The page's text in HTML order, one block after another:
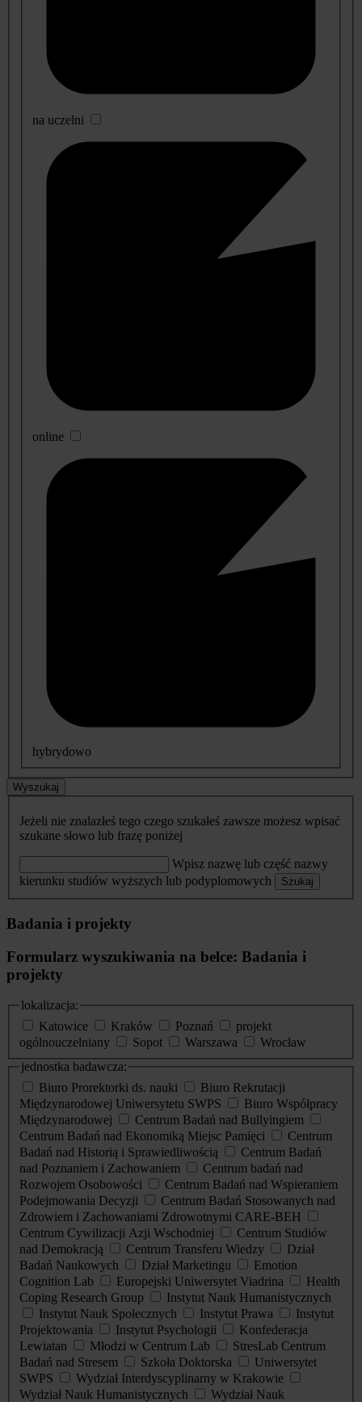
na uczelni
online
hybrydowo
Wyszukaj
Jeżeli nie znalazłeś tego czego szukałeś zawsze możesz wpisać
szukane słowo lub frazę poniżej
Wpisz nazwę lub część nazwy
kierunku studiów wyższych lub podyplomowych
Szukaj
Badania i projekty
Formularz wyszukiwania na belce: Badania i
projekty
lokalizacja:
Katowice
Kraków Poznań
projekt
ogólnouczelniany
Sopot Warszawa
Wrocław
jednostka badawcza:
Biuro Prorektorki ds. nauki
Biuro Rekrutacji
Międzynarodowej Uniwersytetu SWPS
Biuro Współpracy
Międzynarodowej
Centrum Badań nad Bullyingiem
Centrum Badań nad Ekonomiką Miejsc Pamięci
Centrum
Badań nad Historią i Sprawiedliwością
Centrum Badań
nad Poznaniem i Zachowaniem
Centrum badań nad
Rozwojem Osobowości
Centrum Badań nad Wspieraniem
Podejmowania Decyzji
Centrum Badań Stosowanych nad
Zdrowiem i Zachowaniami Zdrowotnymi CARE-BEH
Centrum Cywilizacji Azji Wschodniej
Centrum Studiów
nad Demokracją
Centrum Transferu Wiedzy
Dział
Badań Naukowych
Dział Marketingu
Emotion
Cognition Lab
Europejski Uniwersytet Viadrina
Health
Coping Research Group
Instytut Nauk Humanistycznych
Instytut Nauk Społecznych
Instytut Prawa
Instytut
Projektowania
Instytut Psychologii
Konfederacja
Lewiatan
Młodzi w Centrum Lab
StresLab Centrum
Badań nad Stresem
Szkoła Doktorska
Uniwersytet
SWPS
Wydział Interdyscyplinarny w Krakowie
Wydział Nauk Humanistycznych
Wydział Nauk